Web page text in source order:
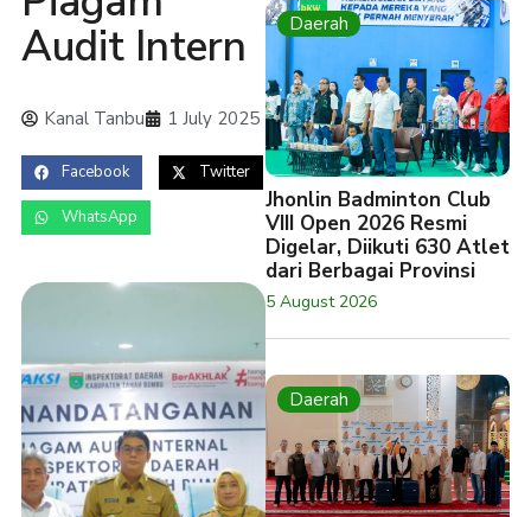
Audit Intern
Kanal Tanbu 1 July 2025
Facebook Twitter
WhatsApp
Daerah
Jhonlin Badminton Club
VIII Open 2026 Resmi
Digelar, Diikuti 630 Atlet
dari Berbagai Provinsi
5 August 2026
Daerah